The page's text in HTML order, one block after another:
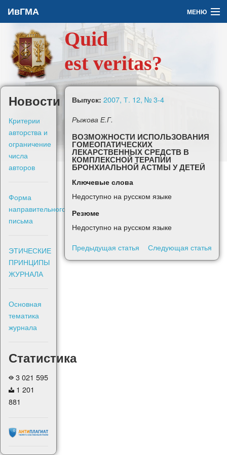
ИвГМА МЕНЮ
Архив
О журнале
Задать вопрос
Правила для авторов
Войти
Quid
est veritas?
Новости
Критерии
авторства и
ограничение
числа
авторов
Форма
направительного
письма
ЭТИЧЕСКИЕ
ПРИНЦИПЫ
ЖУРНАЛА
Основная
тематика
журнала
Статистика
3 021 595
1 201
881
Выпуск: 2007, Т. 12, № 3-4
Рыжова Е.Г.
ВОЗМОЖНОСТИ ИСПОЛЬЗОВАНИЯ
ГОМЕОПАТИЧЕСКИХ
ЛЕКАРСТВЕННЫХ СРЕДСТВ В
КОМПЛЕКСНОЙ ТЕРАПИИ
БРОНХИАЛЬНОЙ АСТМЫ У ДЕТЕЙ
Ключевые слова
Недоступно на русском языке
Резюме
Недоступно на русском языке
Предыдущая статья
Следующая статья